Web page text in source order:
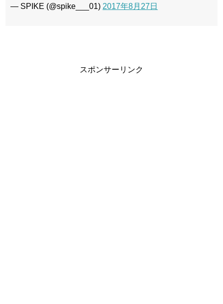
— SPIKE (@spike___01) 2017年8月27日
スポンサーリンク